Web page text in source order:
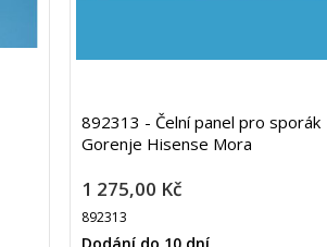
892313 - Čelní panel pro sporák
Gorenje Hisense Mora
1 275,00 Kč
892313